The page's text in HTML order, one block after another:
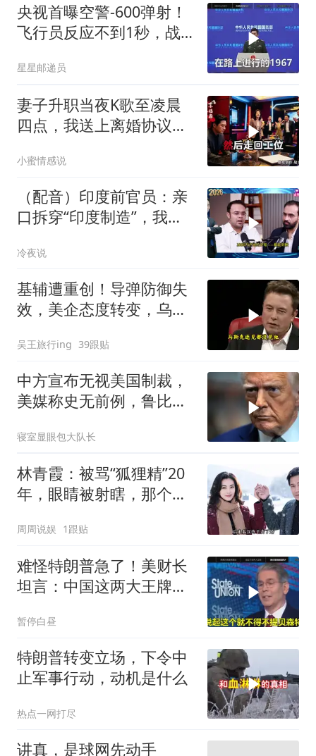
央视首曝空警-600弹射！
飞行员反应不到1秒，战
星星邮递员
妻子升职当夜K歌至凌晨
四点，我送上离婚协议果
口：我们谈谈
小蜜情感说
（配音）印度前官员：亲
口拆穿“印度制造”，我们
正的工业制造
冷夜说
基辅遭重创！导弹防御失
效，美企态度转变，乌处
吴王旅行ing 39跟贴
中方宣布无视美国制裁，
美媒称史无前例，鲁比
寝室显眼包大队长
林青霞：被骂“狐狸精”20
年，眼睛被射瞎，那个男
钱？”
周周说娱 1跟贴
难怪特朗普急了！美财长
坦言：中国这两大王牌，
暂停白昼
特朗普转变立场，下令中
止军事行动，动机是什么
热点一网打尽
讲真，是球网先动手